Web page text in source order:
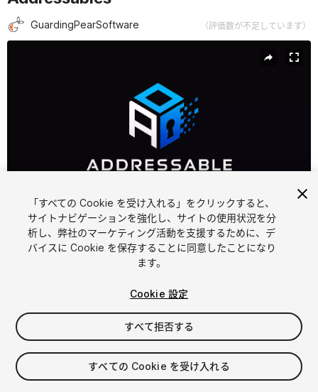
GuardingPearSoftware （評価数が不足しています）
1/9
FREE
40viewsin the past week
「すべての Cookie を受け入れる」をクリックすると、
サイトナビゲーションを強化し、サイトの使用状況を分
析し、弊社のマーケティング活動を支援するために、デ
バイスに Cookie を保存することに同意したことになり
ます。
Cookie 設定
すべて拒否する
すべての Cookie を受け入れる